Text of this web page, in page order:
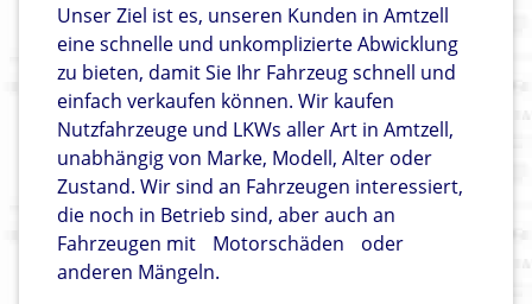
Unser Ziel ist es, unseren Kunden in Amtzell
eine schnelle und unkomplizierte Abwicklung
zu bieten, damit Sie Ihr Fahrzeug schnell und
einfach verkaufen können. Wir kaufen
Nutzfahrzeuge und LKWs aller Art in Amtzell,
unabhängig von Marke, Modell, Alter oder
Zustand. Wir sind an Fahrzeugen interessiert,
die noch in Betrieb sind, aber auch an
Fahrzeugen mit
Motorschäden
oder
anderen Mängeln.